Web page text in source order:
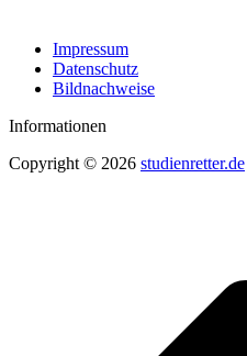
Impressum
Datenschutz
Bildnachweise
Informationen
Copyright © 2026 studienretter.de